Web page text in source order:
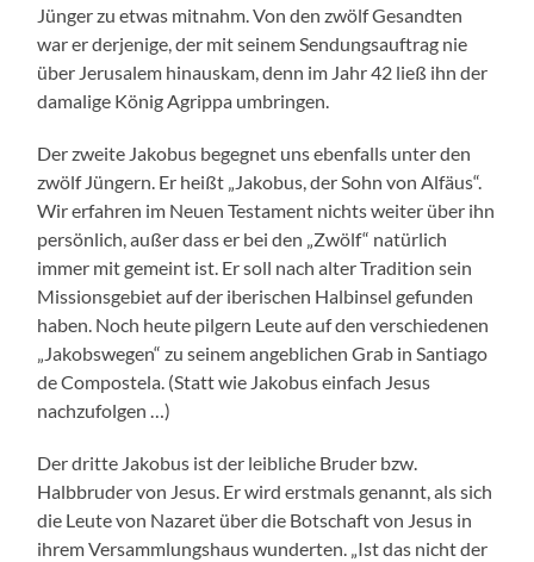
Jünger zu etwas mitnahm. Von den zwölf Gesandten
war er derjenige, der mit seinem Sendungsauftrag nie
über Jerusalem hinauskam, denn im Jahr 42 ließ ihn der
damalige König Agrippa umbringen.
Der zweite Jakobus begegnet uns ebenfalls unter den
zwölf Jüngern. Er heißt „Jakobus, der Sohn von Alfäus“.
Wir erfahren im Neuen Testament nichts weiter über ihn
persönlich, außer dass er bei den „Zwölf“ natürlich
immer mit gemeint ist. Er soll nach alter Tradition sein
Missionsgebiet auf der iberischen Halbinsel gefunden
haben. Noch heute pilgern Leute auf den verschiedenen
„Jakobswegen“ zu seinem angeblichen Grab in Santiago
de Compostela. (Statt wie Jakobus einfach Jesus
nachzufolgen …)
Der dritte Jakobus ist der leibliche Bruder bzw.
Halbbruder von Jesus. Er wird erstmals genannt, als sich
die Leute von Nazaret über die Botschaft von Jesus in
ihrem Versammlungshaus wunderten. „Ist das nicht der